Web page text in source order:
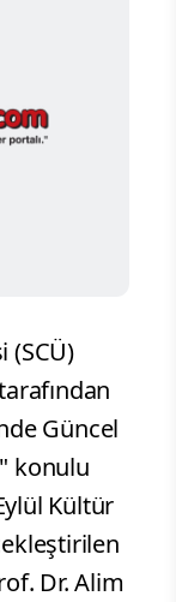
(SCÜ)
Güncel
konulu
Kültür
Dr. Alim